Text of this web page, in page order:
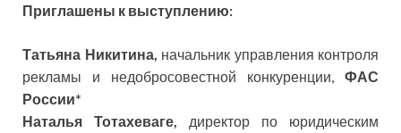
Приглашены к выступлению:
Татьяна Никитина, начальник управления контроля
рекламы и недобросовестной конкуренции, ФАС
России*
Наталья Тотахеваге,
директор по юридическим